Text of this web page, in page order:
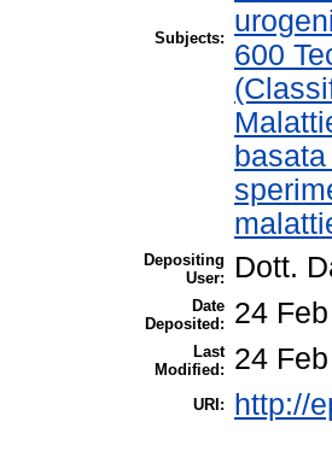
Subjects:
600
Depositing
User:
Dott.
Date
Deposited:
24
Last
Modified:
24
URI: http://